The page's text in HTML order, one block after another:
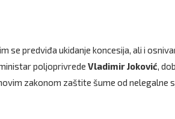
se predviđa ukidanje koncesija, ali i
poljoprivrede Vladimir Joković,
zakonom zaštite šume od nelegalne